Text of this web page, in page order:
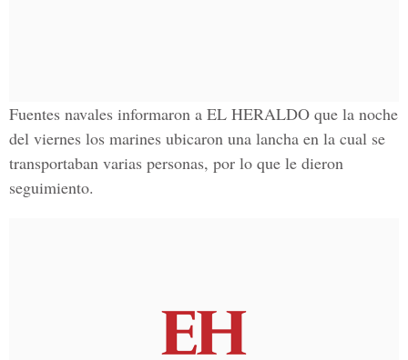
Fuentes navales informaron a EL HERALDO que la noche
del viernes los marines ubicaron una lancha en la cual se
transportaban varias personas, por lo que le dieron
seguimiento.